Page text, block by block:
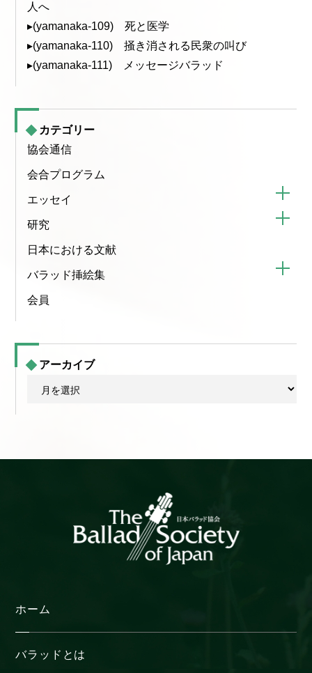
人へ
▸(yamanaka-109) 死と医学
▸(yamanaka-110) 掻き消される民衆の叫び
▸(yamanaka-111) メッセージバラッド
カテゴリー
協会通信
会合プログラム
エッセイ
研究
日本における文献
バラッド挿絵集
会員
アーカイブ
ブ
ホーム
バラッドとは